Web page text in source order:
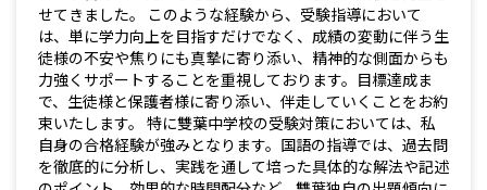
せてきました。 このような経験から、受験指導において
は、単に学力向上を目指すだけでなく、成績の変動に伴う生
徒様の不安や焦りにも真摯に寄り添い、精神的な側面からも
力強くサポートすることを重視しております。目標達成ま
で、生徒様と保護者様に寄り添い、伴走していくことをお約
束いたします。 特に雙葉中学校の受験対策においては、私
自身の合格経験が強みとなります。国語の指導では、過去問
を徹底的に分析し、実践を通して培った具体的な解法や記述